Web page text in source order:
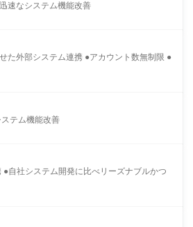
速なシステム機能改善
た外部システム連携 ●アカウント数無制限 ●
テム機能改善
自社システム開発に比べリーズナブルかつ